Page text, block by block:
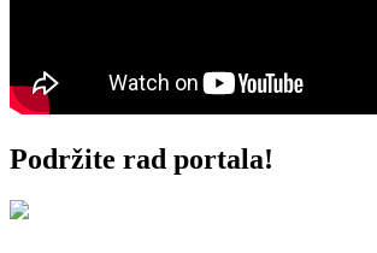
Podržite rad portala!